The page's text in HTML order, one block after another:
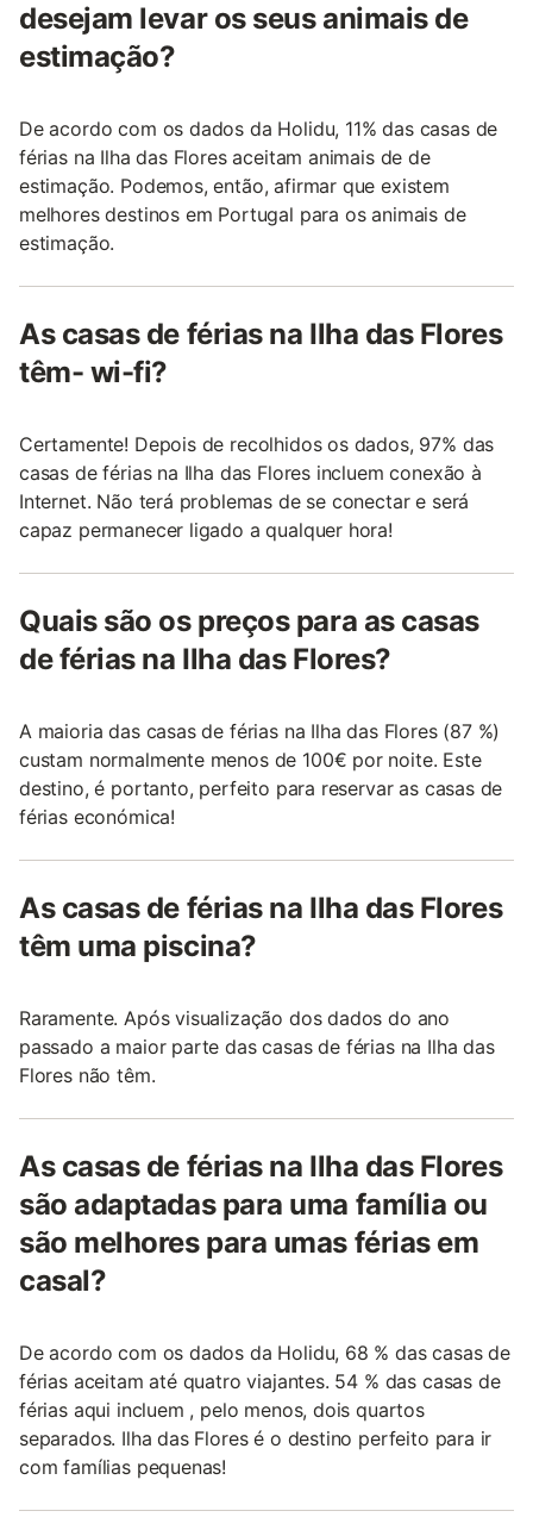
desejam levar os seus animais de
estimação?
De acordo com os dados da Holidu, 11% das casas de
férias na Ilha das Flores aceitam animais de de
estimação. Podemos, então, afirmar que existem
melhores destinos em Portugal para os animais de
estimação.
As casas de férias na Ilha das Flores
têm- wi-fi?
Certamente! Depois de recolhidos os dados, 97% das
casas de férias na Ilha das Flores incluem conexão à
Internet. Não terá problemas de se conectar e será
capaz permanecer ligado a qualquer hora!
Quais são os preços para as casas
de férias na Ilha das Flores?
A maioria das casas de férias na Ilha das Flores (87 %)
custam normalmente menos de 100€ por noite. Este
destino, é portanto, perfeito para reservar as casas de
férias económica!
As casas de férias na Ilha das Flores
têm uma piscina?
Raramente. Após visualização dos dados do ano
passado a maior parte das casas de férias na Ilha das
Flores não têm.
As casas de férias na Ilha das Flores
são adaptadas para uma família ou
são melhores para umas férias em
casal?
De acordo com os dados da Holidu, 68 % das casas de
férias aceitam até quatro viajantes. 54 % das casas de
férias aqui incluem , pelo menos, dois quartos
separados. Ilha das Flores é o destino perfeito para ir
com famílias pequenas!